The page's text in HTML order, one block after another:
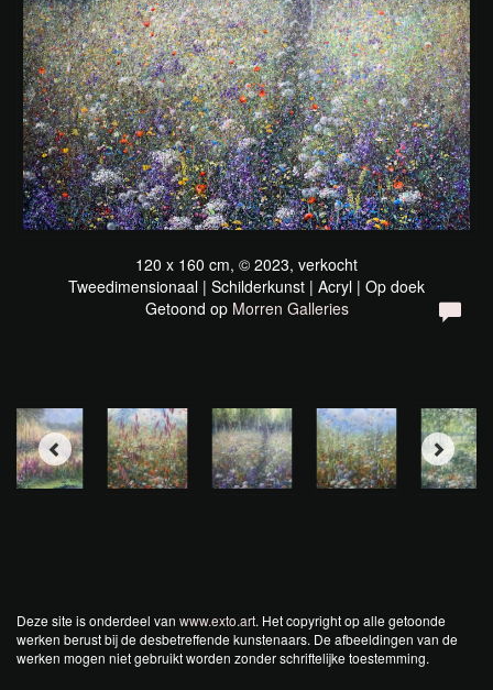
120 x 160 cm, © 2023, verkocht
Tweedimensionaal | Schilderkunst | Acryl | Op doek
Getoond op Morren Galleries
Deze site is onderdeel van www.exto.art. Het copyright op alle getoonde
werken berust bij de desbetreffende kunstenaars. De afbeeldingen van de
werken mogen niet gebruikt worden zonder schriftelijke toestemming.